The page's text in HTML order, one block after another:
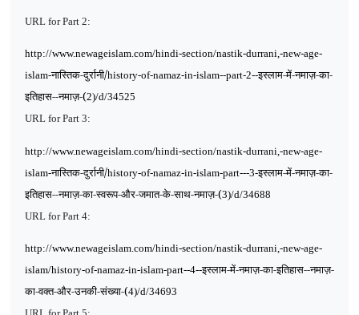
URL for Part 2:
http://www.newageislam.com/hindi-section/nastik-durrani,-new-age-
islam-नास्तिक-दुर्रानी/history-of-namaz-in-islam--part-2--इस्लाम-में-नमाज़-का-
इतिहास--नमाज़-(2)/d/34525
URL for Part 3:
http://www.newageislam.com/hindi-section/nastik-durrani,-new-age-
islam-नास्तिक-दुर्रानी/history-of-namaz-in-islam-part---3-इस्लाम-में-नमाज़-का-
इतिहास--नमाज़-का-स्वरूप-और-जमात-के-साथ-नमाज़-(3)/d/34688
URL for Part 4:
http://www.newageislam.com/hindi-section/nastik-durrani,-new-age-
islam/history-of-namaz-in-islam-part--4--इस्लाम-में-नमाज़-का-इतिहास--नमाज़-
का-वक्त-और-उनकी-संख्या-(4)/d/34693